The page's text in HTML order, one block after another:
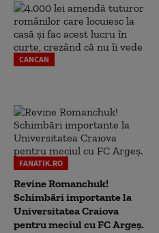
CANCAN
FANATIK.RO
Revine Romanchuk!
Schimbări importante la
Universitatea Craiova
pentru meciul cu FC Argeş.